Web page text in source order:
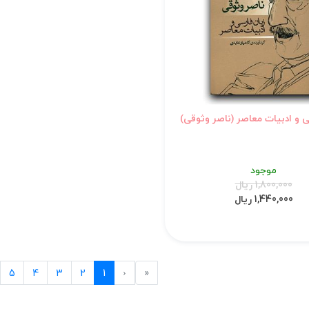
و ادبیات معاصر (ناصر وثوقی)
موجود
1,800,000 ریال
1,440,000 ریال
«
First
‹
Previous
1
2
3
4
5